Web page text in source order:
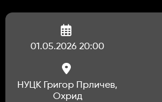
01.05.2026 20:00
НУЦК Григор Прличев,
Охрид